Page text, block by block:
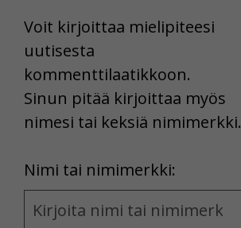
Voit kirjoittaa mielipiteesi
uutisesta
kommenttilaatikkoon.
Sinun pitää kirjoittaa myös
nimesi tai keksiä nimimerkki.
Nimi tai nimimerkki:
Name
and